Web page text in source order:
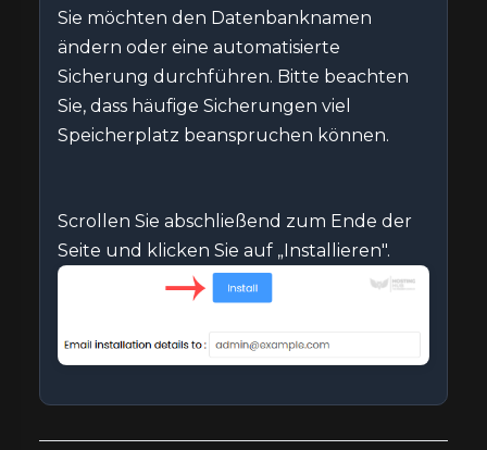
Sie möchten den Datenbanknamen
ändern oder eine automatisierte
Sicherung durchführen. Bitte beachten
Sie, dass häufige Sicherungen viel
Speicherplatz beanspruchen können.
Scrollen Sie abschließend zum Ende der
Seite und klicken Sie auf „Installieren".